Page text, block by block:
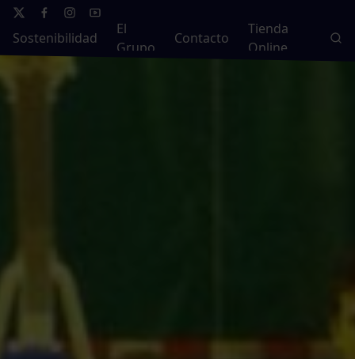
Sostenibilidad
El
Grupo
Contacto
Tienda
Online